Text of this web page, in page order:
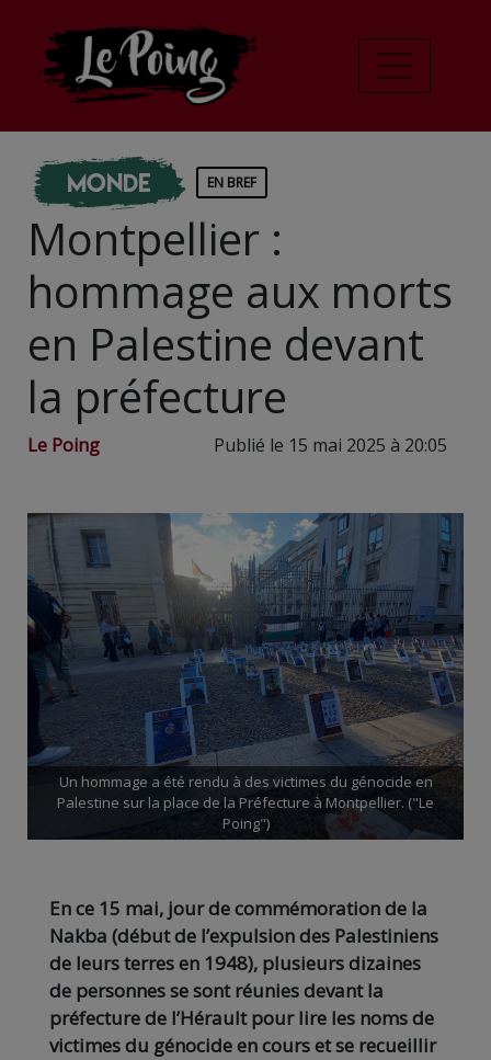
Monde EN BREF
Montpellier :
hommage aux morts
en Palestine devant
la préfecture
Le Poing Publié le 15 mai 2025 à 20:05
Un hommage a été rendu à des victimes du génocide en
Palestine sur la place de la Préfecture à Montpellier. ("Le
Poing")
En ce 15 mai, jour de commémoration de la
Nakba (début de l’expulsion des Palestiniens
de leurs terres en 1948), plusieurs dizaines
de personnes se sont réunies devant la
préfecture de l’Hérault pour lire les noms de
victimes du génocide en cours et se recueillir